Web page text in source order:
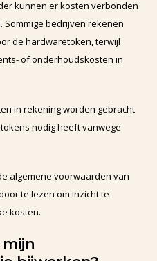
kunnen er kosten verbonden
bedrijven rekenen
de hardwaretoken, terwijl
of onderhoudskosten in
in rekening worden gebracht
nodig heeft vanwege
algemene voorwaarden van
te lezen om inzicht te
kosten.